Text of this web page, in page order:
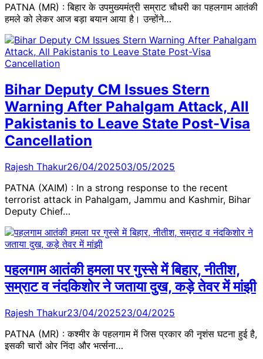
PATNA (MR) : बिहार के उपमुख्यमंत्री सम्राट चौधरी का पहलगाम आतंकी
हमले को लेकर आज बड़ा बयान आया है। उन्होंने…
Bihar Deputy CM Issues Stern
Warning After Pahalgam Attack, All
Pakistanis to Leave State Post-Visa
Cancellation
Rajesh Thakur26/04/202503/05/2025
PATNA (XAIM) : In a strong response to the recent
terrorist attack in Pahalgam, Jammu and Kashmir, Bihar
Deputy Chief…
पहलगाम आतंकी हमला पर गुस्से में बिहार, नीतीश,
सम्राट व नंदकिशोर ने जताया दुख, कड़े तेवर में मांझी
Rajesh Thakur23/04/202523/04/2025
PATNA (MR) : कश्मीर के पहलगाम में जिस प्रकार की नृशंस घटना हुई है,
इसकी चारों ओर निंदा और भर्त्सना…